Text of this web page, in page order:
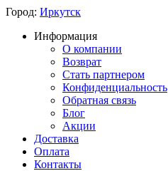
Город: Иркутск
Информация
О компании
Возврат
Стать партнером
Конфиденциальность
Обратная связь
Блог
Акции
Доставка
Оплата
Контакты